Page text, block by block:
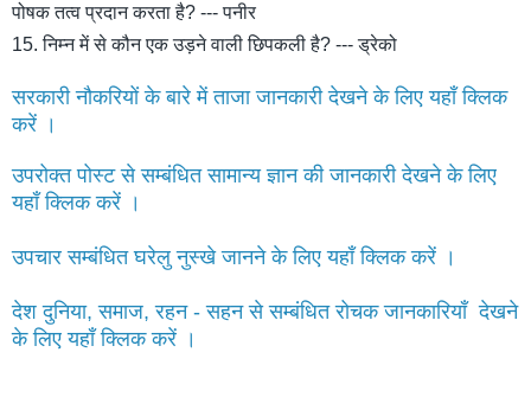
पोषक तत्व प्रदान करता है? --- पनीर
15. निम्न में से कौन एक उड़ने वाली छिपकली है? --- ड्रेको
सरकारी नौकरियों के बारे में ताजा जानकारी देखने के लिए यहाँ क्लिक
करें ।
उपरोक्त पोस्ट से सम्बंधित सामान्य ज्ञान की जानकारी देखने के लिए
यहाँ क्लिक करें ।
उपचार सम्बंधित घरेलु नुस्खे जानने के लिए यहाँ क्लिक करें ।
देश दुनिया, समाज, रहन - सहन से सम्बंधित रोचक जानकारियाँ देखने
के लिए यहाँ क्लिक करें ।